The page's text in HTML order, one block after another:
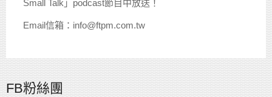
Small Talk」podcast節目中放送！
Email信箱：info@ftpm.com.tw
FB粉絲團